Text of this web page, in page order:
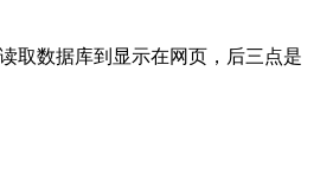
取数据库到显示在网页，后三点是